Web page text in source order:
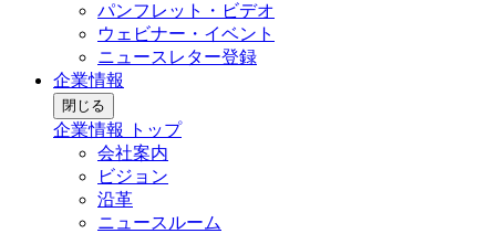
パンフレット・ビデオ
ウェビナー・イベント
ニュースレター登録
企業情報
閉じる
企業情報 トップ
会社案内
ビジョン
沿革
ニュースルーム